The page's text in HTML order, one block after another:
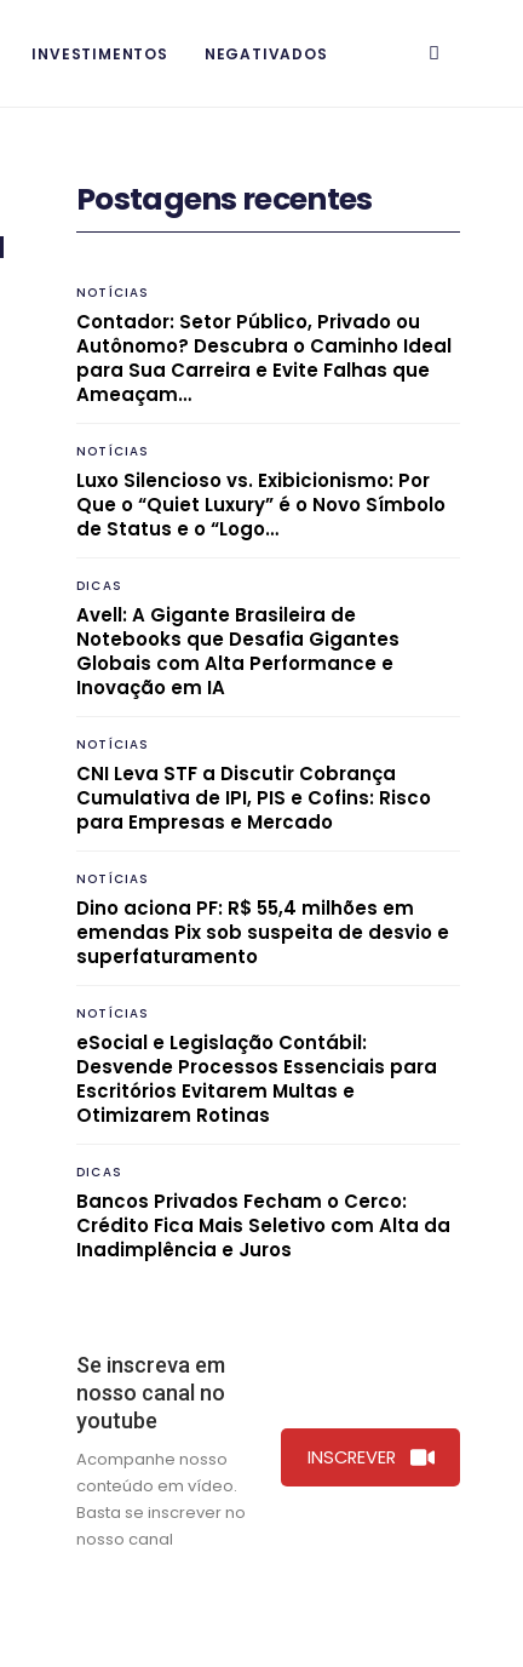
INVESTIMENTOS NEGATIVADOS
Postagens recentes
NOTÍCIAS
Contador: Setor Público, Privado ou
Autônomo? Descubra o Caminho Ideal
para Sua Carreira e Evite Falhas que
Ameaçam…
NOTÍCIAS
Luxo Silencioso vs. Exibicionismo: Por
Que o “Quiet Luxury” é o Novo Símbolo
de Status e o “Logo…
DICAS
Avell: A Gigante Brasileira de
Notebooks que Desafia Gigantes
Globais com Alta Performance e
Inovação em IA
NOTÍCIAS
CNI Leva STF a Discutir Cobrança
Cumulativa de IPI, PIS e Cofins: Risco
para Empresas e Mercado
NOTÍCIAS
Dino aciona PF: R$ 55,4 milhões em
emendas Pix sob suspeita de desvio e
superfaturamento
NOTÍCIAS
eSocial e Legislação Contábil:
Desvende Processos Essenciais para
Escritórios Evitarem Multas e
Otimizarem Rotinas
DICAS
Bancos Privados Fecham o Cerco:
Crédito Fica Mais Seletivo com Alta da
Inadimplência e Juros
Se inscreva em
nosso canal no
youtube
Acompanhe nosso
conteúdo em vídeo.
Basta se inscrever no
nosso canal
INSCREVER